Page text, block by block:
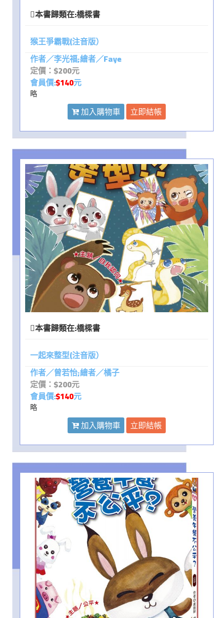
本書歸類在:橋樑書
猴王爭霸戰(注音版）
作者／李光福;繪者／Faye
定價：$200元
會員價:$140元
略
加入購物車 立即結帳
本書歸類在:橋樑書
一起來整型(注音版）
作者／曾若怡;繪者／橘子
定價：$200元
會員價:$140元
略
加入購物車 立即結帳